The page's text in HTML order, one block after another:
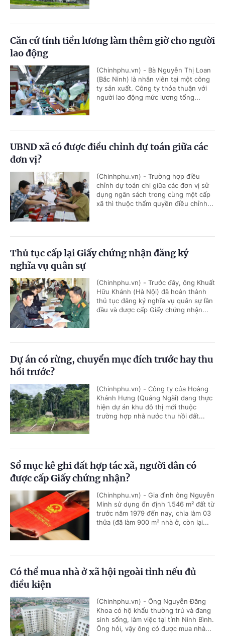
Căn cứ tính tiền lương làm thêm giờ cho người
lao động
(Chinhphu.vn) - Bà Nguyễn Thị Loan
(Bắc Ninh) là nhân viên tại một công
ty sản xuất. Công ty thỏa thuận với
người lao động mức lương tổng...
UBND xã có được điều chỉnh dự toán giữa các
đơn vị?
(Chinhphu.vn) - Trường hợp điều
chỉnh dự toán chi giữa các đơn vị sử
dụng ngân sách trong cùng một cấp
xã thì thuộc thẩm quyền điều chỉnh...
Thủ tục cấp lại Giấy chứng nhận đăng ký
nghĩa vụ quân sự
(Chinhphu.vn) - Trước đây, ông Khuất
Hữu Khánh (Hà Nội) đã hoàn thành
thủ tục đăng ký nghĩa vụ quân sự lần
đầu và được cấp Giấy chứng nhận...
Dự án có rừng, chuyển mục đích trước hay thu
hồi trước?
(Chinhphu.vn) - Công ty của Hoàng
Khánh Hưng (Quảng Ngãi) đang thực
hiện dự án khu đô thị mới thuộc
trường hợp nhà nước thu hồi đất...
Sổ mục kê ghi đất hợp tác xã, người dân có
được cấp Giấy chứng nhận?
(Chinhphu.vn) - Gia đình ông Nguyễn
Minh sử dụng ổn định 1.546 m² đất từ
trước năm 1979 đến nay, chia làm 03
thửa (đã làm 900 m² nhà ở, còn lại...
Có thể mua nhà ở xã hội ngoài tỉnh nếu đủ
điều kiện
(Chinhphu.vn) - Ông Nguyễn Đăng
Khoa có hộ khẩu thường trú và đang
sinh sống, làm việc tại tỉnh Ninh Bình.
Ông hỏi, vậy ông có được mua nhà...